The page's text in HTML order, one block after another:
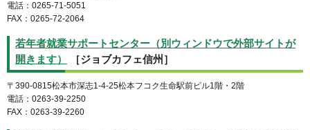
電話：0265-71-5051
FAX：0265-72-2064
若年者就業サポートセンター（別ウィンドウで外部サイトが
開きます）
［ジョブカフェ信州］
〒390-0815松本市深志1-4-25松本フコク生命駅前ビル1階・2階
電話：0263-39-2250
FAX：0263-39-2260